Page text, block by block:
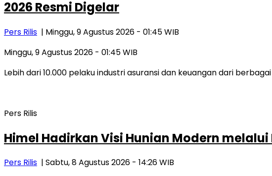
2026 Resmi Digelar
Pers Rilis | Minggu, 9 Agustus 2026 - 01:45 WIB
Minggu, 9 Agustus 2026 - 01:45 WIB
Lebih dari 10.000 pelaku industri asuransi dan keuangan dari
Pers Rilis
Himel Hadirkan Visi Hunian Modern
Pers Rilis | Sabtu, 8 Agustus 2026 - 14:26 WIB